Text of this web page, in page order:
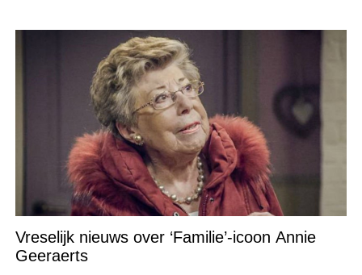
Vreselijk nieuws over ‘Familie’-icoon Annie
Geeraerts